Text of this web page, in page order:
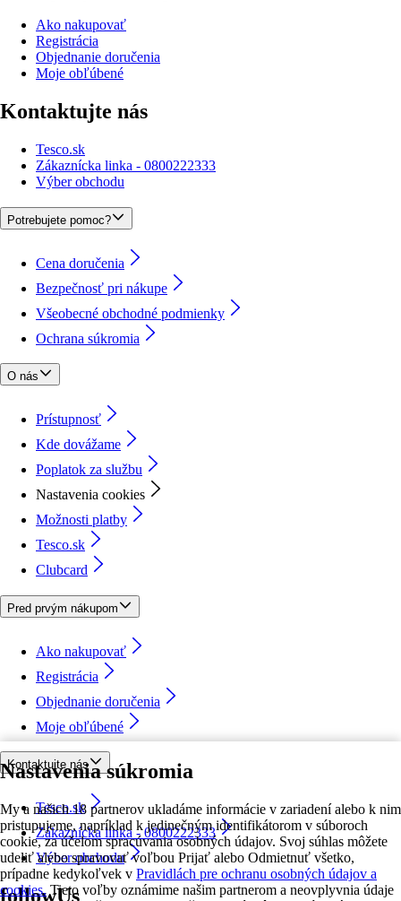
Nastavenia súkromia
My a našich 18 partnerov ukladáme informácie v zariadení alebo k nim
pristupujeme, napríklad k jedinečným identifikátorom v súboroch
cookie, za účelom spracúvania osobných údajov. Svoj súhlas môžete
udeliť alebo spravovať voľbou Prijať alebo Odmietnuť všetko,
prípadne kedykoľvek v Pravidlách pre ochranu osobných údajov a
cookies. Tieto voľby oznámime našim partnerom a neovplyvnia údaje
Ako nakupovať
Registrácia
Objednanie doručenia
Moje obľúbené
Kontaktujte nás
Tesco.sk
Zákaznícka linka - 0800222333
Výber obchodu
Potrebujete pomoc?
Cena doručenia
Bezpečnosť pri nákupe
Všeobecné obchodné podmienky
Ochrana súkromia
O nás
Prístupnosť
Kde dovážame
Poplatok za službu
Nastavenia cookies
Možnosti platby
Tesco.sk
Clubcard
Pred prvým nákupom
Ako nakupovať
Registrácia
Objednanie doručenia
Moje obľúbené
Kontaktujte nás
Tesco.sk
Zákaznícka linka - 0800222333
Výber obchodu
followUs